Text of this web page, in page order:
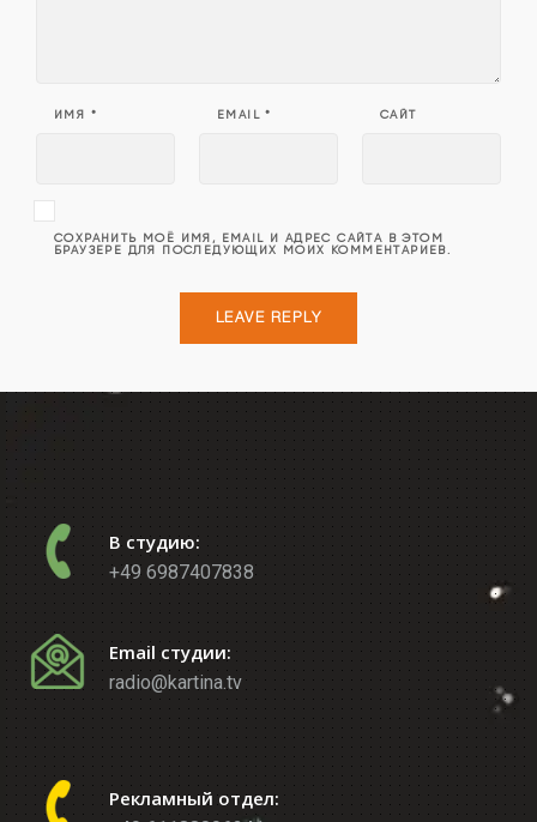
ИМЯ * EMAIL* САЙТ
СОХРАНИТЬ МОЁ ИМЯ, EMAIL И АДРЕС САЙТА В ЭТОМ
БРАУЗЕРЕ ДЛЯ ПОСЛЕДУЮЩИХ МОИХ КОММЕНТАРИЕВ.
В студию:
+49 6987407838
Email студии:
radio@kartina.tv
Рекламный отдел: